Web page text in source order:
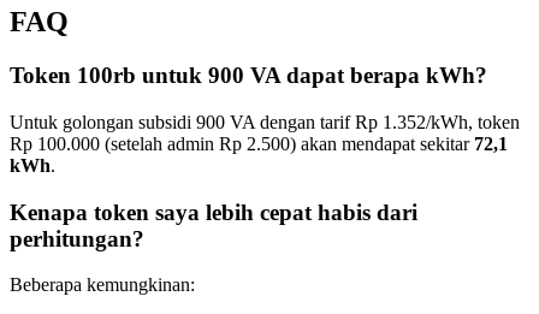
FAQ
Token 100rb untuk 900 VA dapat berapa kWh?
Untuk golongan subsidi 900 VA dengan tarif Rp 1.352/kWh, token
Rp 100.000 (setelah admin Rp 2.500) akan mendapat sekitar 72,1
kWh.
Kenapa token saya lebih cepat habis dari
perhitungan?
Beberapa kemungkinan: